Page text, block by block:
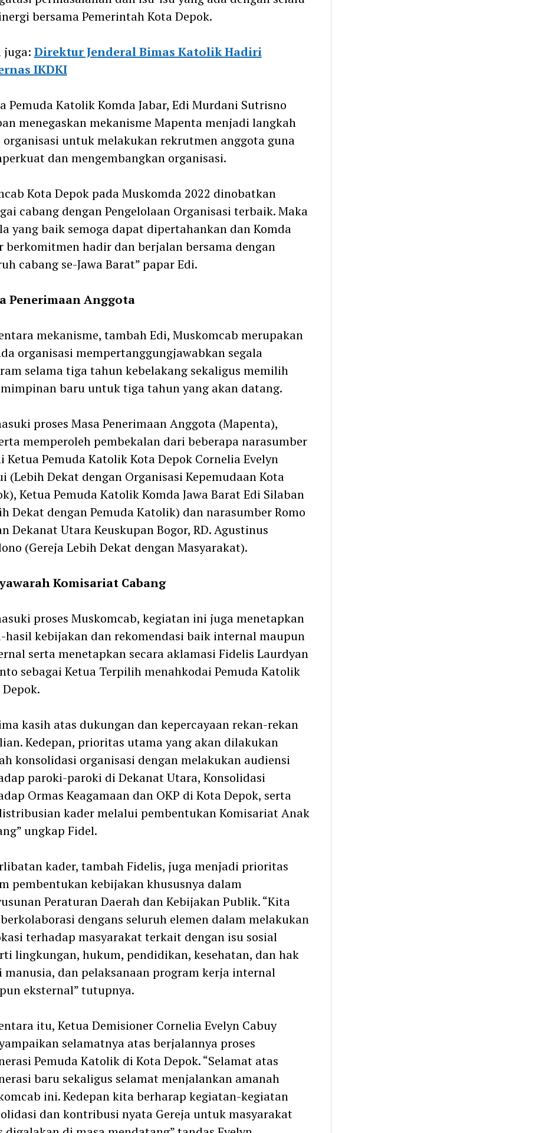
bersama Pemerintah Kota Depok.
juga: Direktur Jenderal Bimas Katolik Hadiri
IKDKI
Pemuda Katolik Komda Jabar, Edi Murdani Sutrisno
menegaskan mekanisme Mapenta menjadi langkah
organisasi untuk melakukan rekrutmen anggota guna
dan mengembangkan organisasi.
Kota Depok pada Muskomda 2022 dinobatkan
cabang dengan Pengelolaan Organisasi terbaik. Maka
yang baik semoga dapat dipertahankan dan Komda
berkomitmen hadir dan berjalan bersama dengan
cabang se-Jawa Barat” papar Edi.
Penerimaan Anggota
mekanisme, tambah Edi, Muskomcab merupakan
organisasi mempertanggungjawabkan segala
selama tiga tahun kebelakang sekaligus memilih
baru untuk tiga tahun yang akan datang.
proses Masa Penerimaan Anggota (Mapenta),
memperoleh pembekalan dari beberapa narasumber
Ketua Pemuda Katolik Kota Depok Cornelia Evelyn
(Lebih Dekat dengan Organisasi Kepemudaan Kota
Ketua Pemuda Katolik Komda Jawa Barat Edi Silaban
Dekat dengan Pemuda Katolik) dan narasumber Romo
Dekanat Utara Keuskupan Bogor, RD. Agustinus
(Gereja Lebih Dekat dengan Masyarakat).
Komisariat Cabang
proses Muskomcab, kegiatan ini juga menetapkan
hasil kebijakan dan rekomendasi baik internal maupun
serta menetapkan secara aklamasi Fidelis Laurdyan
sebagai Ketua Terpilih menahkodai Pemuda Katolik
kasih atas dukungan dan kepercayaan rekan-rekan
Kedepan, prioritas utama yang akan dilakukan
konsolidasi organisasi dengan melakukan audiensi
paroki-paroki di Dekanat Utara, Konsolidasi
Ormas Keagamaan dan OKP di Kota Depok, serta
kader melalui pembentukan Komisariat Anak
ungkap Fidel.
kader, tambah Fidelis, juga menjadi prioritas
pembentukan kebijakan khususnya dalam
Peraturan Daerah dan Kebijakan Publik. “Kita
dengans seluruh elemen dalam melakukan
terhadap masyarakat terkait dengan isu sosial
lingkungan, hukum, pendidikan, kesehatan, dan hak
manusia, dan pelaksanaan program kerja internal
eksternal” tutupnya.
itu, Ketua Demisioner Cornelia Evelyn Cabuy
selamatnya atas berjalannya proses
Pemuda Katolik di Kota Depok. “Selamat atas
baru sekaligus selamat menjalankan amanah
ini. Kedepan kita berharap kegiatan-kegiatan
dan kontribusi nyata Gereja untuk masyarakat